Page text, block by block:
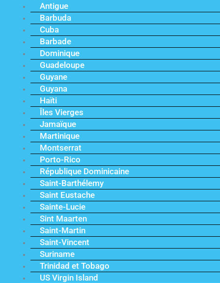
Antigue
Barbuda
Cuba
Barbade
Dominique
Guadeloupe
Guyane
Guyana
Haïti
Îles Vierges
Jamaïque
Martinique
Montserrat
Porto-Rico
République Dominicaine
Saint-Barthélemy
Saint Eustache
Sainte-Lucie
Sint Maarten
Saint-Martin
Saint-Vincent
Suriname
Trinidad et Tobago
US Virgin Island